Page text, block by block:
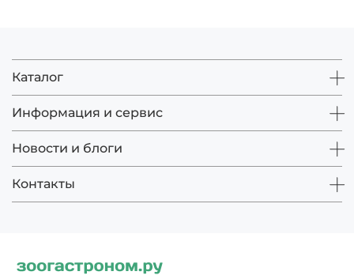
Каталог
Информация и сервис
Новости и блоги
Контакты